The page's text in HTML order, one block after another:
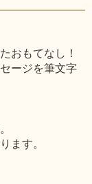
おもてなし！
ージを筆文字
ます。